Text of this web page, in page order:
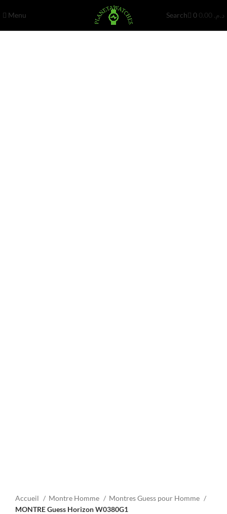
Menu Search 0 د.م.
Accueil Montre Homme
Montres Guess pour Homme
MONTRE Guess Horizon W0380G1